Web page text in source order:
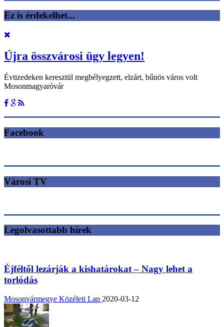
Ez is érdekelhet...
Újra összvárosi ügy legyen!
Évtizedeken keresztül megbélyegzett, elzárt, bűnös város volt
Mosonmagyaróvár
Facebook
Városi TV
Legolvasottabb hírek
Éjféltől lezárják a kishatárokat – Nagy lehet a
torlódás
Mosonvármegye Közéleti Lap 2020-03-12